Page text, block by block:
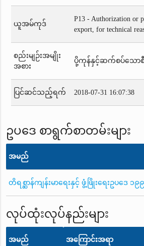
ယူအမ်ကုဒ်
P13 - Authorization or
export, for technical
စည်းမျဉ်းအမျိုး
အစား
ပို့ကုန်နှင့်ဆက်စပ်သောစီ
ပြင်ဆင်သည့်ရက် 2018-07-31 16:07:38
ဥပဒေ စာရွက်စာတမ်းများ
အမည်
တိရစ္ဆာန်ကျန်းမာရေးနှင့် ဖွံ့ဖြိုးရေးဥပဒေ ၁၉
လုပ်ထုံးလုပ်နည်းများ
အမည် အကြောင်းအရာ